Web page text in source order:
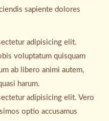
sapiente dolores
adipisicing elit.
voluptatum quisquam
ab libero animi autem,
harum.
adipisicing elit. Vero
optio accusamus